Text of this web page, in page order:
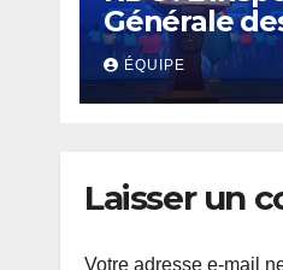
Générale
Finances
révolution
numérique
finances
ÉQUIPE
Laisser un
Votre adresse e-mail